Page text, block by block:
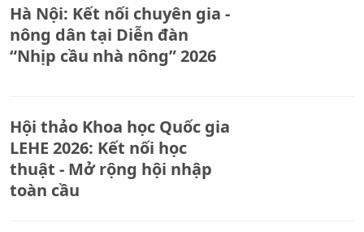
Hà Nội: Kết nối chuyên gia -
nông dân tại Diễn đàn
“Nhịp cầu nhà nông” 2026
Hội thảo Khoa học Quốc gia
LEHE 2026: Kết nối học
thuật - Mở rộng hội nhập
toàn cầu